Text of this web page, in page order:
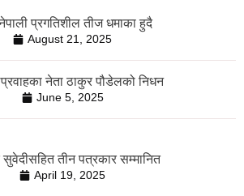
प्रगतिशील तीज धमाका हुदै
August 21, 2025
नेता ठाकुर पौडेलको निधन
June 5, 2025
सुवेदीसहित तीन पत्रकार सम्मानित
April 19, 2025